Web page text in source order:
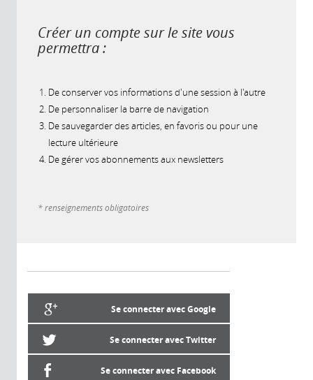
Créer un compte sur le site vous
permettra :
De conserver vos informations d'une session à l'autre
De personnaliser la barre de navigation
De sauvegarder des articles, en favoris ou pour une
lecture ultérieure
De gérer vos abonnements aux newsletters
* renseignements obligatoires
Se connecter avec Google
Se connecter avec Twitter
Se connecter avec Facebook